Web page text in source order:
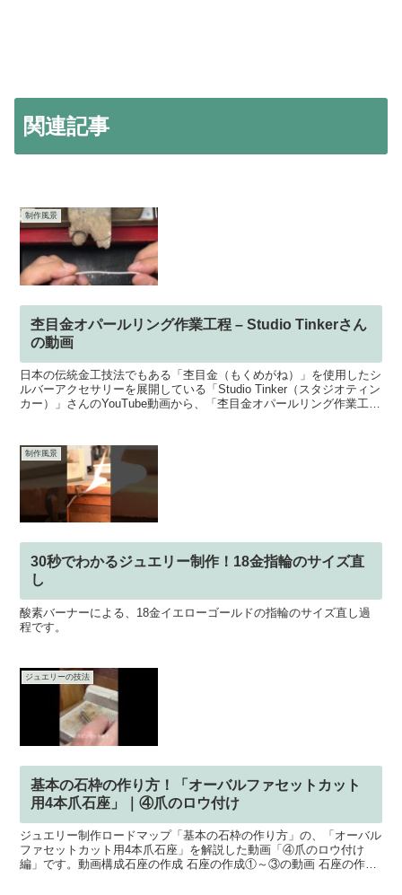
関連記事
制作風景
杢目金オパールリング作業工程 – Studio Tinkerさん
の動画
日本の伝統金工技法でもある「杢目金（もくめがね）」を使用したシ
ルバーアクセサリーを展開している「Studio Tinker（スタジオティン
カー）」さんのYouTube動画から、「杢目金オパールリング作業工
制作風景
30秒でわかるジュエリー制作！18金指輪のサイズ直
し
酸素バーナーによる、18金イエローゴールドの指輪のサイズ直し過
程です。
ジュエリーの技法
基本の石枠の作り方！「オーバルファセットカット
用4本爪石座」｜④爪のロウ付け
ジュエリー制作ロードマップ「基本の石枠の作り方」の、「オーバル
ファセットカット用4本爪石座」を解説した動画「④爪のロウ付け
編」です。動画構成石座の作成 石座の作成①～③の動画 石座の作成